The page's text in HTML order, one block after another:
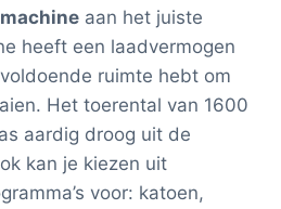
aan het juiste
heeft een laadvermogen
ruimte hebt om
Het toerental van 1600
aardig droog uit de
kan je kiezen uit
voor: katoen,